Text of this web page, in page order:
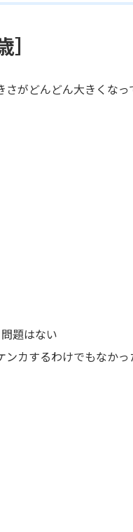
がどんどん大きくなっ
題はない
カするわけでもなかっ